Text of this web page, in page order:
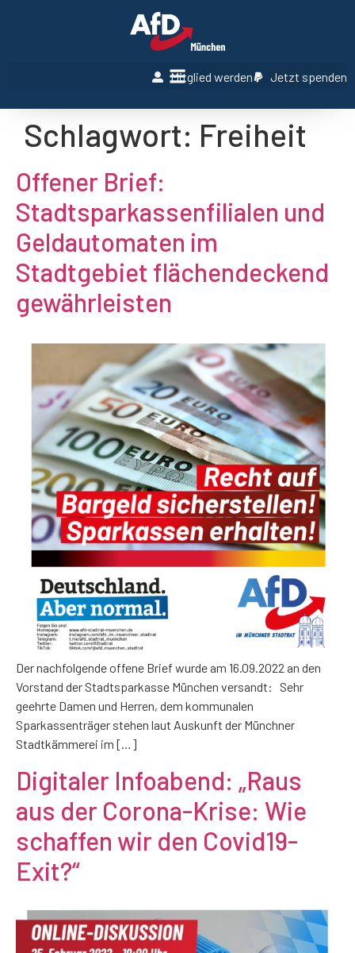
Mitglied werden Jetzt spenden
Schlagwort: Freiheit
Offener Brief:
Stadtsparkassenfilialen und
Geldautomaten im
Stadtgebiet flächendeckend
gewährleisten
Der nachfolgende offene Brief wurde am 16.09.2022 an den
Vorstand der Stadtsparkasse München versandt: Sehr
geehrte Damen und Herren, dem kommunalen
Sparkassenträger stehen laut Auskunft der Münchner
Stadtkämmerei im […]
Digitaler Infoabend: „Raus
aus der Corona-Krise: Wie
schaffen wir den Covid19-
Exit?“